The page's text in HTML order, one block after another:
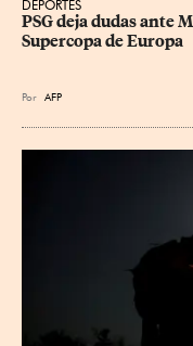
DEPORTES
PSG deja dudas ante
Supercopa de Europa
Por AFP